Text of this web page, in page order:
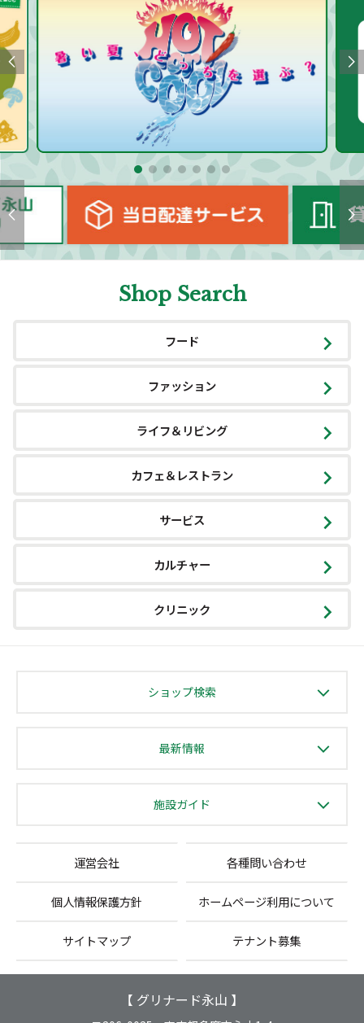
Shop Search
フード
ファッション
ライフ＆リビング
カフェ＆レストラン
サービス
カルチャー
クリニック
ショップ検索
最新情報
施設ガイド
運営会社 各種問い合わせ
個人情報保護方針 ホームページ利用について
サイトマップ テナント募集
【 グリナード永山 】